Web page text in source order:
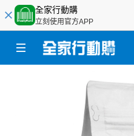
全家行動購
立刻使用官方APP